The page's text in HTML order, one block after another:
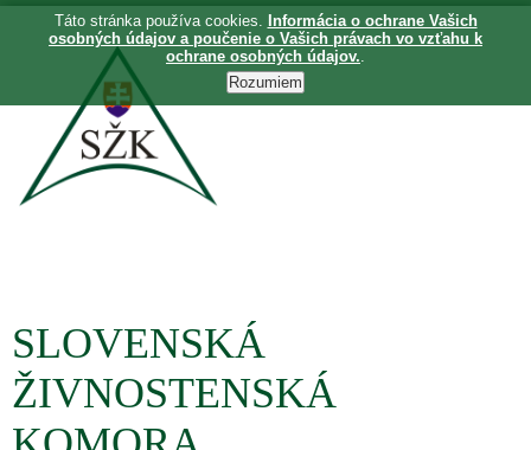
SLOVENSKÁ
ŽIVNOSTENSKÁ
Táto stránka používa cookies.
Informácia o ochrane Vašich
osobných údajov a poučenie o Vašich právach vo vzťahu k
ochrane osobných údajov..